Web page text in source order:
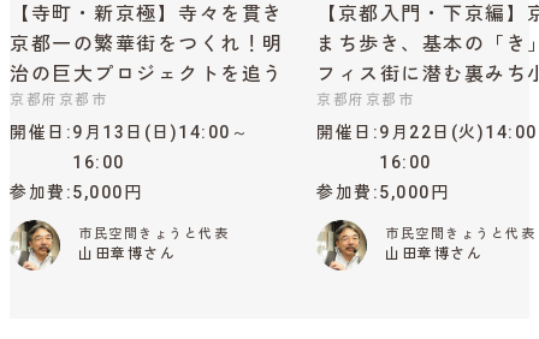
【寺町・新京極】寺々を貫き
京都一の繁華街をつくれ！明
治の巨大プロジェクトを追う
京都府京都市
開催日
9月13日(日)14:00～
16:00
参加費 5,000円
市民空間きょうと代表
山田章博さん
【京都入門・下京編】
まち歩き、基本の「き
フィス街に潜む裏みち
京都府京都市
開催日
9月22日(火
16:00
参加費 5,000円
市民空間きょうと代表
山田章博さん